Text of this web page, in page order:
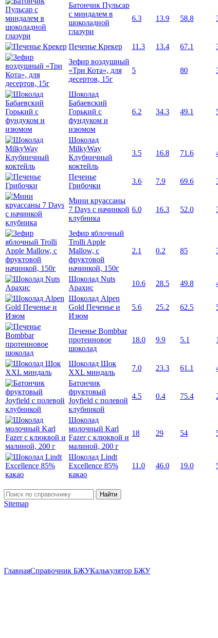
Батончик Пульсар
с миндалем в
шоколадной
глазури
6.3 13.9 58.8
Печенье Крекер 11.3 13.4 67.1
Зефир воздушный
«Три Кота», для
десертов, 15г
5 80
Шоколад
Бабаевский
Горький с
фундуком и
изюмом
6.2 34.3 49.1
Шоколад
MilkyWay
Клубничный
коктейль
3.5 16.8 71.6
Печенье
Грибочки
3.6 7.9 69.6
Мини круассаны
7 Days с начинкой
клубника
6.0 16.3 52.0
Зефир яблочный
Trolli Apple
Mallow, с
фруктовой
начинкой, 150г
2.1 0.2 85
Шоколад Nuts
Арахис
10.6 28.5 49.8
Шоколад Alpen
Gold Печенье и
Изюм
5.6 25.2 62.5
Печенье Bombbar
протеиновое
шоколад
18.0 9.9 5.1
Шоколад Шок
XXL миндаль
7.0 23.3 61.1
Батончик
фруктовый
Joyfield с полевой
клубникой
4.5 0.4 75.4
Шоколад
молочный Karl
Fazer с клюквой и
малиной, 200 г
18 29 54
Шоколад Lindt
Excellence 85%
какао
11.0 46.0 19.0
Найти
Sitemap
ГлавнаяСправочник БЖУКалькулятор БЖУ